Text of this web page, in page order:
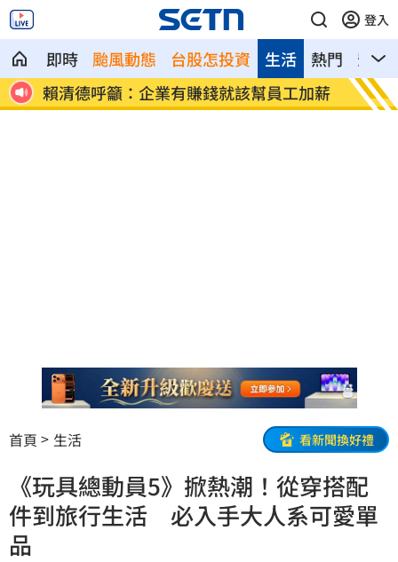
登入
即時 颱風動態 台股怎投資 熱門 影音
生活
薪
波若威獲百倍「本夢比」 專家揭都市傳
說
LINE
廢」
首頁 生活 看新聞換好禮
《玩具總動員5》掀熱潮！從穿搭配
件到旅行生活 必入手大人系可愛單
品